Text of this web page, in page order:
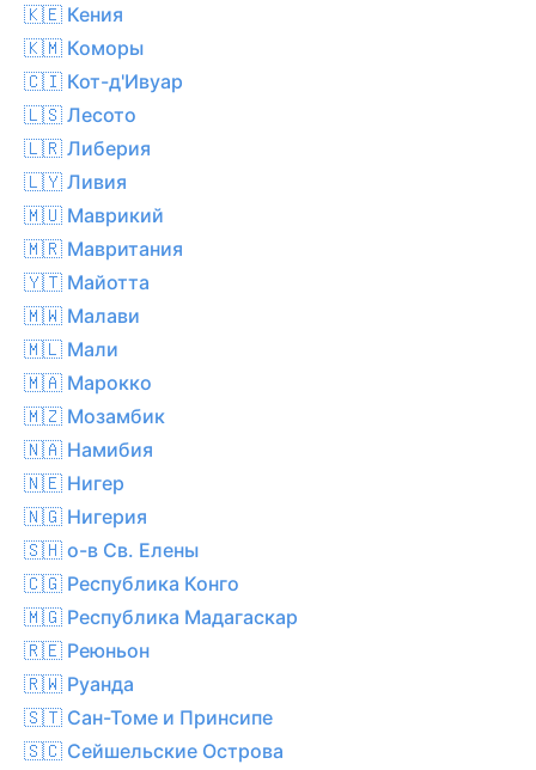
🇰🇪 Кения
🇰🇲 Коморы
🇨🇮 Кот-д'Ивуар
🇱🇸 Лесото
🇱🇷 Либерия
🇱🇾 Ливия
🇲🇺 Маврикий
🇲🇷 Мавритания
🇾🇹 Майотта
🇲🇼 Малави
🇲🇱 Мали
🇲🇦 Марокко
🇲🇿 Мозамбик
🇳🇦 Намибия
🇳🇪 Нигер
🇳🇬 Нигерия
🇸🇭 о-в Св. Елены
🇨🇬 Республика Конго
🇲🇬 Республика Мадагаскар
🇷🇪 Реюньон
🇷🇼 Руанда
🇸🇹 Сан-Томе и Принсипе
🇸🇨 Сейшельские Острова